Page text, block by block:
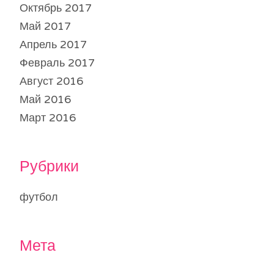
Октябрь 2017
Май 2017
Апрель 2017
Февраль 2017
Август 2016
Май 2016
Март 2016
Рубрики
футбол
Мета